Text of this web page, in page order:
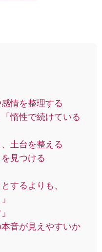
情を整理する
惰性で続けている
土台を整える
見つける
するよりも、
音が見えやすいか